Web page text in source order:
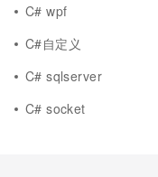
C# wpf
C#自定义
C# sqlserver
C# socket